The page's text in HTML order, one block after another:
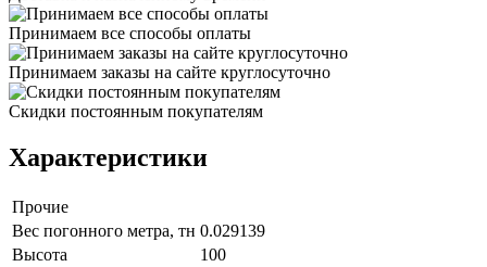
Принимаем все способы оплаты
Принимаем заказы на сайте круглосуточно
Скидки постоянным покупателям
Характеристики
Прочие
Вес погонного метра, тн 0.029139
Высота
100